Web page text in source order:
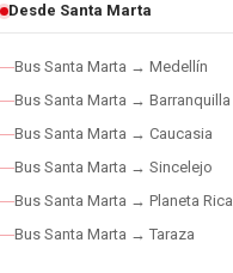
Desde Santa Marta
Bus Santa Marta → Medellín
Bus Santa Marta → Barranquilla
Bus Santa Marta → Caucasia
Bus Santa Marta → Sincelejo
Bus Santa Marta → Planeta Rica
Bus Santa Marta → Taraza